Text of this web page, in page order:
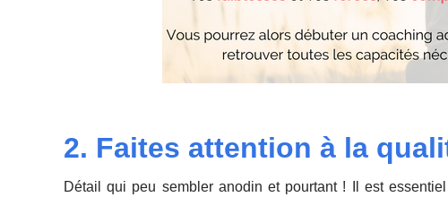
2. Faites attention à la
Détail qui peu sembler anodin et pourtant ! Il est